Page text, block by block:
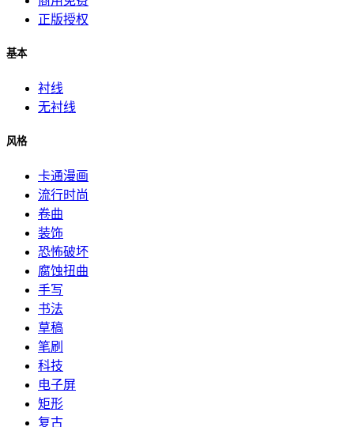
正版授权
基本
衬线
无衬线
风格
卡通漫画
流行时尚
卷曲
装饰
恐怖破坏
腐蚀扭曲
手写
书法
草稿
笔刷
科技
电子屏
矩形
复古